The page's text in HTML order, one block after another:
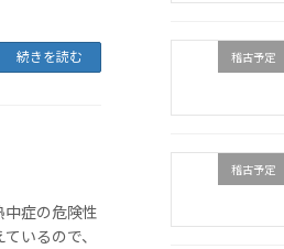
続きを読む
症の危険性
いるので、
稽古予定
稽古予定